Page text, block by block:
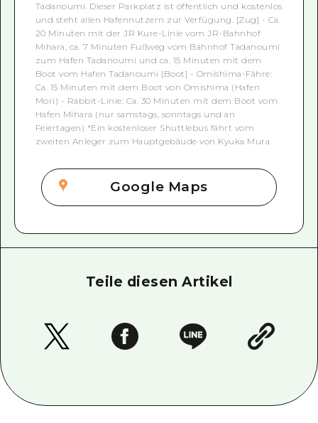
Tadanoumi. Dieser Parkplatz ist öffentlich und kostenlos
und steht allen Hafennutzern zur Verfügung. [Zug] - Ca.
20 Minuten mit der JR Kure-Linie vom JR-Bahnhof
Mihara, ca. 7 Minuten Fußweg vom Bahnhof Tadanoumi
zum Hafen Tadanoumi und ca. 15 Minuten mit dem
Boot vom Hafen Tadanoumi [Boot] - Omishima-Fähre:
Ca. 15 Minuten mit dem Boot von Omishima (Hafen
Mori) - Rabbit-Linie: Ca. 30 Minuten mit dem Boot vom
Hafen Mihara (nur samstags, sonntags und an
Feiertagen) *Ein kostenloser Shuttlebus fährt vom
zweiten Anleger zum Hauptgebäude von Kyuka Mura.
Google Maps
Teile diesen Artikel